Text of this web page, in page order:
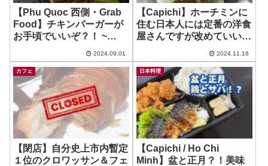
【Phu Quoc 西側・Grab
Food】チキンバーガーが
お手頃でいいぞ？！ ~
Chicken – Beef
2024.09.01
【Capichi】ホーチミンに
住む日本人には定番の洋食
屋さんですが改めていいわ
2024.11.16
カフェ
【閉店】自分史上市内暫定
１位のクロワッサン＆フェ
日本料理
【Capichi / Ho Chi
Minh】盆と正月？！美味